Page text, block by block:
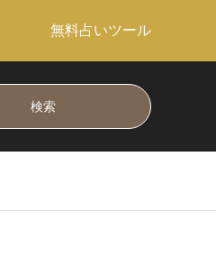
無料占いツール